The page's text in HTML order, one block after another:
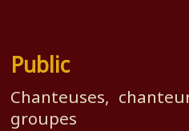
Public
Chanteuses,
groupes